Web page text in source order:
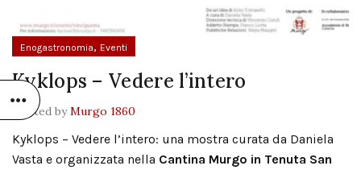
Enogastronomia, Eventi
Kyklops – Vedere l’intero
Posted byMurgo 1860
Kyklops – Vedere l’intero: una mostra curata da Daniela
Vasta e organizzata nella Cantina Murgo in Tenuta San